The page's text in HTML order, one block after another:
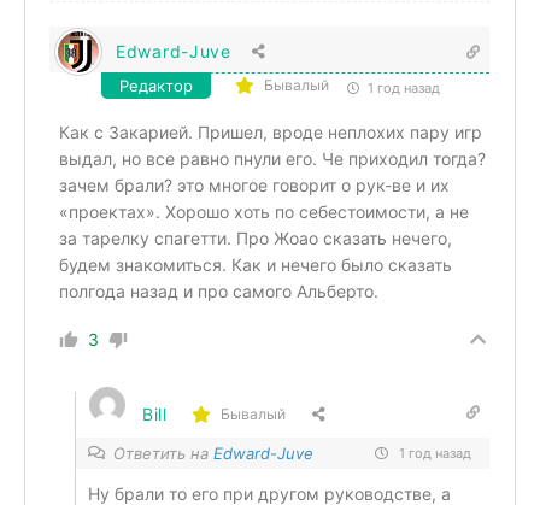
Edward-Juve
Редактор Бывалый 1 год назад
Как с Закарией. Пришел, вроде неплохих пару игр
выдал, но все равно пнули его. Че приходил тогда?
зачем брали? это многое говорит о рук-ве и их
«проектах». Хорошо хоть по себестоимости, а не
за тарелку спагетти. Про Жоао сказать нечего,
будем знакомиться. Как и нечего было сказать
полгода назад и про самого Альберто.
3
Bill Бывалый
Ответить на Edward-Juve 1 год назад
Ну брали то его при другом руководстве, а